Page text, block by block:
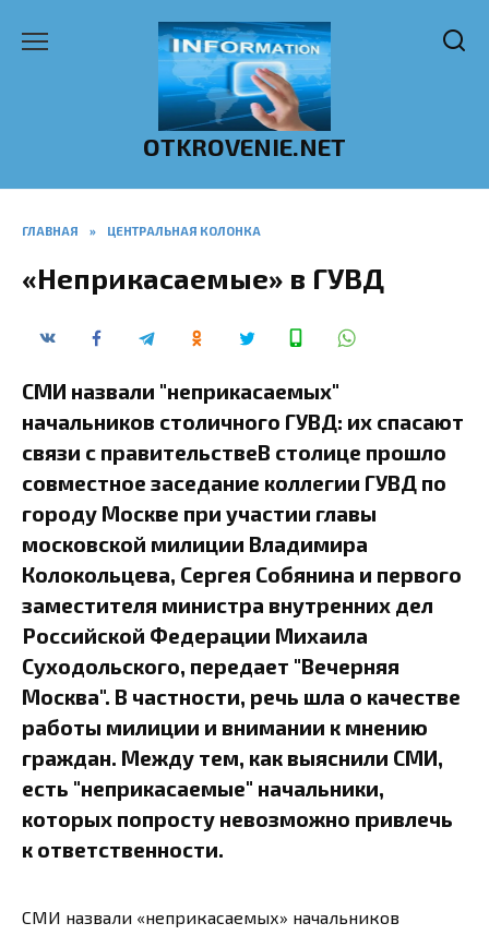
OTKROVENIE.NET
ГЛАВНАЯ » ЦЕНТРАЛЬНАЯ КОЛОНКА
«Неприкасаемые» в ГУВД
СМИ назвали "неприкасаемых"
начальников столичного ГУВД: их спасают
связи с правительствеВ столице прошло
совместное заседание коллегии ГУВД по
городу Москве при участии главы
московской милиции Владимира
Колокольцева, Сергея Собянина и первого
заместителя министра внутренних дел
Российской Федерации Михаила
Суходольского, передает "Вечерняя
Москва". В частности, речь шла о качестве
работы милиции и внимании к мнению
граждан. Между тем, как выяснили СМИ,
есть "неприкасаемые" начальники,
которых попросту невозможно привлечь
к ответственности.
СМИ назвали «неприкасаемых» начальников